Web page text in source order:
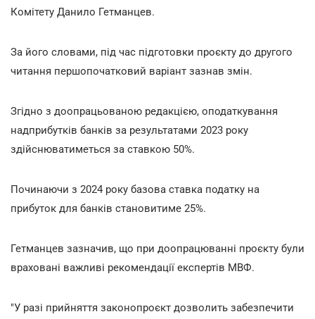
Комітету Данило Гетманцев.
За його словами, під час підготовки проєкту до другого
читання першопочатковий варіант зазнав змін.
Згідно з доопрацьованою редакцією, оподаткування
надприбутків банків за результатами 2023 року
здійснюватиметься за ставкою 50%.
Починаючи з 2024 року базова ставка податку на
прибуток для банків становитиме 25%.
Гетманцев зазначив, що при доопрацюванні проєкту були
враховані важливі рекомендації експертів МВФ.
"У разі прийняття законопроєкт дозволить забезпечити